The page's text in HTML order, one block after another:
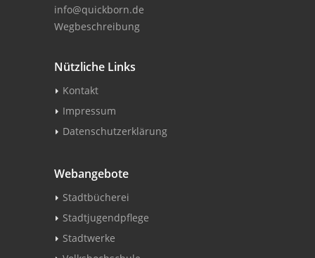
info@quickborn.de
Wegbeschreibung
Nützliche Links
Kontakt
Impressum
Datenschutzerklärung
Webangebote
Stadtbücherei
Stadtjugendpflege
Stadtwerke